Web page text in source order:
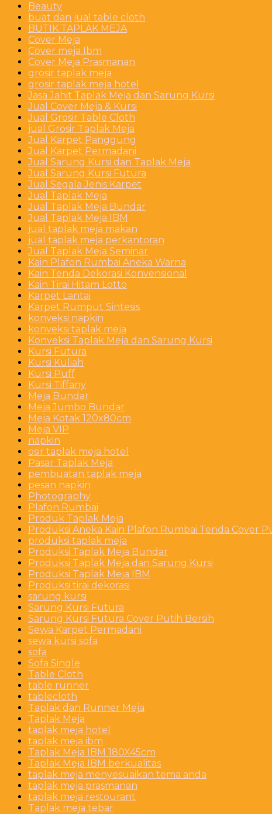
Beauty
buat dan jual table cloth
BUTIK TAPLAK MEJA
Cover Meja
Cover meja Ibm
Cover Meja Prasmanan
grosir taplak meja
grosir taplak meja hotel
Jasa Jahit Taplak Meja dan Sarung Kursi
Jual Cover Meja & Kursi
Jual Grosir Table Cloth
jual Grosir Taplak Meja
Jual Karpet Panggung
Jual Karpet Permadani
Jual Sarung Kursi dan Taplak Meja
Jual Sarung Kursi Futura
Jual Segala Jenis Karpet
Jual Taplak Meja
Jual Taplak Meja Bundar
Jual Taplak Meja IBM
jual taplak meja makan
jual taplak meja perkantoran
Jual Taplak Meja Seminar
Kain Plafon Rumbai Aneka Warna
Kain Tenda Dekorasi Konvensional
Kain Tirai Hitam Lotto
Karpet Lantai
Karpet Rumput Sintesis
konveksi napkin
konveksi taplak meja
Konveksi Taplak Meja dan Sarung Kursi
Kursi Futura
Kursi Kuliah
Kursi Puff
Kursi Tiffany
Meja Bundar
Meja Jumbo Bundar
Meja Kotak 120x80cm
Meja VIP
napkin
osir taplak meja hotel
Pasar Taplak Meja
pembuatan taplak meja
pesan napkin
Photography
Plafon Rumbai
Produk Taplak Meja
Produksi Aneka Kain Plafon Rumbai Tenda Cover
produksi taplak meja
Produksi Taplak Meja Bundar
Produksi Taplak Meja dan Sarung Kursi
Produksi Taplak Meja IBM
Produksi tirai dekorasi
sarung kursi
Sarung Kursi Futura
Sarung Kursi Futura Cover Putih Bersih
Sewa Karpet Permadani
sewa kursi sofa
sofa
Sofa Single
Table Cloth
table runner
tablecloth
Taplak dan Runner Meja
Taplak Meja
taplak meja hotel
taplak meja ibm
Taplak Meja IBM 180X45cm
Taplak Meja IBM berkualitas
taplak meja menyesuaikan tema anda
taplak meja prasmanan
taplak meja restourant
Taplak meja tebar